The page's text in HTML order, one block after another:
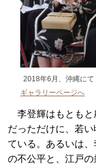
2018年6月、沖縄にて
ギャラリーページへ
李登輝はもともと
だっただけに、若
ている。あるいは
の不公平と、江戸